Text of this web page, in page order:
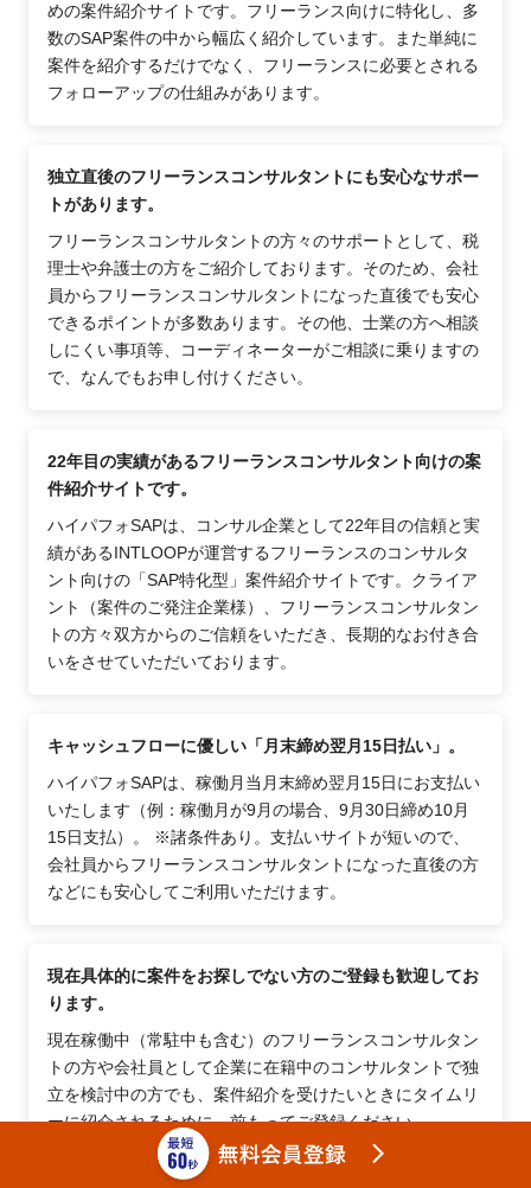
めの案件紹介サイトです。フリーランス向けに特化し、多
数のSAP案件の中から幅広く紹介しています。また単純に
案件を紹介するだけでなく、フリーランスに必要とされる
フォローアップの仕組みがあります。
独立直後のフリーランスコンサルタントにも安心なサポー
トがあります。
フリーランスコンサルタントの方々のサポートとして、税
理士や弁護士の方をご紹介しております。そのため、会社
員からフリーランスコンサルタントになった直後でも安心
できるポイントが多数あります。その他、士業の方へ相談
しにくい事項等、コーディネーターがご相談に乗りますの
で、なんでもお申し付けください。
22年目の実績があるフリーランスコンサルタント向けの案
件紹介サイトです。
ハイパフォSAPは、コンサル企業として22年目の信頼と実
績があるINTLOOPが運営するフリーランスのコンサルタ
ント向けの「SAP特化型」案件紹介サイトです。クライア
ント（案件のご発注企業様）、フリーランスコンサルタン
トの方々双方からのご信頼をいただき、長期的なお付き合
いをさせていただいております。
キャッシュフローに優しい「月末締め翌月15日払い」。
ハイパフォSAPは、稼働月当月末締め翌月15日にお支払い
いたします（例：稼働月が9月の場合、9月30日締め10月
15日支払）。 ※諸条件あり。支払いサイトが短いので、
会社員からフリーランスコンサルタントになった直後の方
などにも安心してご利用いただけます。
現在具体的に案件をお探しでない方のご登録も歓迎してお
ります。
現在稼働中（常駐中も含む）のフリーランスコンサルタン
トの方や会社員として企業に在籍中のコンサルタントで独
立を検討中の方でも、案件紹介を受けたいときにタイムリ
ーに紹介されるために、前もってご登録ください。